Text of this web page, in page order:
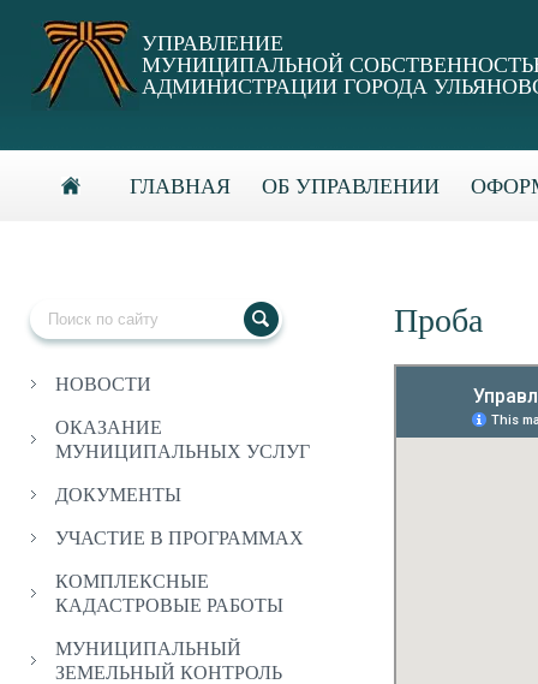
УПРАВЛЕНИЕ
МУНИЦИПАЛЬНОЙ
АДМИНИСТРАЦИИ ГОРОДА
ГЛАВНАЯ ОБ УПРАВЛЕНИИ
НОВОСТИ
ОКАЗАНИЕ
МУНИЦИПАЛЬНЫХ УСЛУГ
ДОКУМЕНТЫ
УЧАСТИЕ В ПРОГРАММАХ
КОМПЛЕКСНЫЕ
КАДАСТРОВЫЕ РАБОТЫ
МУНИЦИПАЛЬНЫЙ
ЗЕМЕЛЬНЫЙ КОНТРОЛЬ
Проба